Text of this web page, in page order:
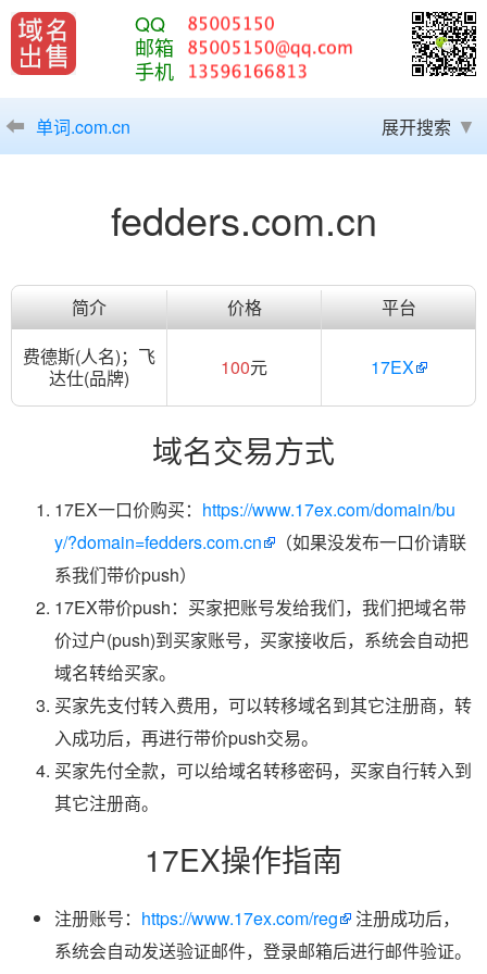
QQ
邮箱
手机
单词.com.cn 展开搜索
fedders.com.cn
简介 价格
平台
费德斯(人名)；飞
达仕(品牌)
100元 17EX
域名交易方式
17EX一口价购买： https://www.17ex.com/domain/bu
y/?domain=fedders.com.cn
（如果没发布一口价请联
系我们带价push）
17EX带价push：买家把账号发给我们，我们把域名带
价过户(push)到买家账号，买家接收后，系统会自动把
域名转给买家。
买家先支付转入费用，可以转移域名到其它注册商，转
入成功后，再进行带价push交易。
买家先付全款，可以给域名转移密码，买家自行转入到
其它注册商。
17EX操作指南
注册账号： https://www.17ex.com/reg
注册成功后，
系统会自动发送验证邮件，登录邮箱后进行邮件验证。